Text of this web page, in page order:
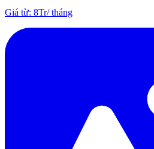
Giá từ: 8Tr/tháng